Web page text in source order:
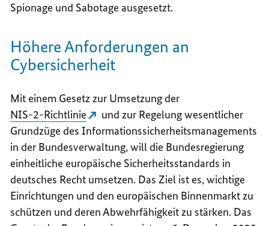
Spionage und Sabotage ausgesetzt.
Höhere Anforderungen an
Cybersicherheit
Mit einem Gesetzzur Umsetzung der
NIS-2-Richtlinie
und zur Regelung wesentlicher
Grundzüge des Informationssicherheitsmanagements
in der Bundesverwaltung, will die Bundesregierung
einheitliche europäische Sicherheitsstandards in
deutsches Recht umsetzen. Das Ziel ist es, wichtige
Einrichtungen und den europäischen Binnenmarkt zu
schützen und deren Abwehrfähigkeit zu stärken. Das